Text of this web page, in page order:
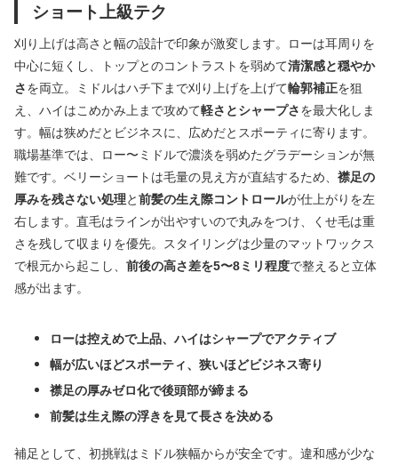
ショート上級テク
刈り上げは高さと幅の設計で印象が激変します。ローは耳周りを
中心に短くし、トップとのコントラストを弱めて清潔感と穏やか
さを両立。ミドルはハチ下まで刈り上げを上げて輪郭補正を狙
え、ハイはこめかみ上まで攻めて軽さとシャープさを最大化しま
す。幅は狭めだとビジネスに、広めだとスポーティに寄ります。
職場基準では、ロー〜ミドルで濃淡を弱めたグラデーションが無
難です。ベリーショートは毛量の見え方が直結するため、 襟足の
厚みを残さない処理と前髪の生え際コントロールが仕上がりを左
右します。直毛はラインが出やすいので丸みをつけ、くせ毛は重
さを残して収まりを優先。スタイリングは少量のマットワックス
で根元から起こし、 前後の高さ差を5〜8ミリ程度で整えると立体
感が出ます。
ローは控えめで上品、ハイはシャープでアクティブ
幅が広いほどスポーティ、狭いほどビジネス寄り
襟足の厚みゼロ化で後頭部が締まる
前髪は生え際の浮きを見て長さを決める
補足として、初挑戦はミドル狭幅からが安全です。違和感が少な